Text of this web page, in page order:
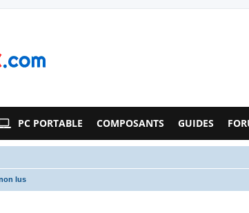
PC PORTABLE COMPOSANTS GUIDES
lus